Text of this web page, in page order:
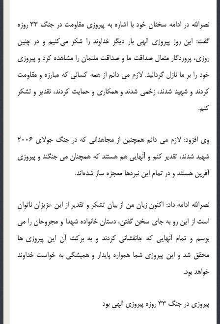
نصرالله در ادامه سخنان خود با اشاره به پیروزی مقاومت در جنگ 33 روزه
گفت: این روز پیروزی الهی بار دیگر خداوند را شکر می‌کنیم و در چنین
روزی، پروردگار متعال صداقت ما و صداقت ملتمان را مشاهده کرد و پیروزی
خود را بر ما نازل گردانید.‬ لازم می دانم از همه کسانی که مبارزه و مقاومت
کردند و شهید شدند، زخمی شدند و همکاری و حمایت کردند، تقدیر و تشکر
کنم‬.
وی افزود: لازم می دانم همچنین از مجاهدانی که در جنگ جولای 2006
شهید شدند، تقدیر کنم و آنهایی هم هستند که همچنان می جنگند و پیروزی
آفرین هستند و در تمام این نبردها معجزه ساز شده‌اند.
نصرالله ادامه داد: اکنون زبان من از بیان تشکر و تقدیر از این عزیزان ناتوان
است از این رو به جای سخن گفتن، دستان خانواده شهدا و مجروحان را می
بوسم و تمام آنهایی که جانفشانی کردند و به برکت آن این پیروزی ها
محقق شد و این پیروزی شما همواره پایدار و همیشگی به خواست خداوند
خواهد بود‬.
پیروزی در جنگ 33 روزه پیروزی الهی بود